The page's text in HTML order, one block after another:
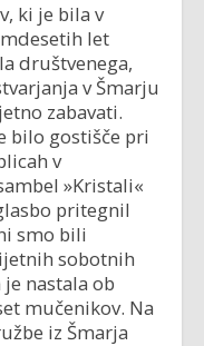
ki je bila v
let
društvenega,
v Šmarju
zabavati.
bilo gostišče pri
v
»Kristali«
pritegnil
smo bili
sobotnih
nastala ob
mučenikov. Na
iz Šmarja